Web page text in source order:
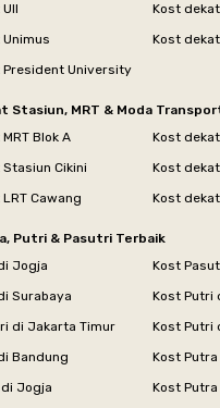
Kost dekat
Kost
President University
Stasiun, MRT & Moda
Blok A
Cikini
Kost dekat
Cawang
Kost
Putri & Pasutri Terbaik
Jogja
Kost
Surabaya
Kost Putri
di Jakarta Timur
Kost Putri
Bandung
Kost
Jogja
Kost